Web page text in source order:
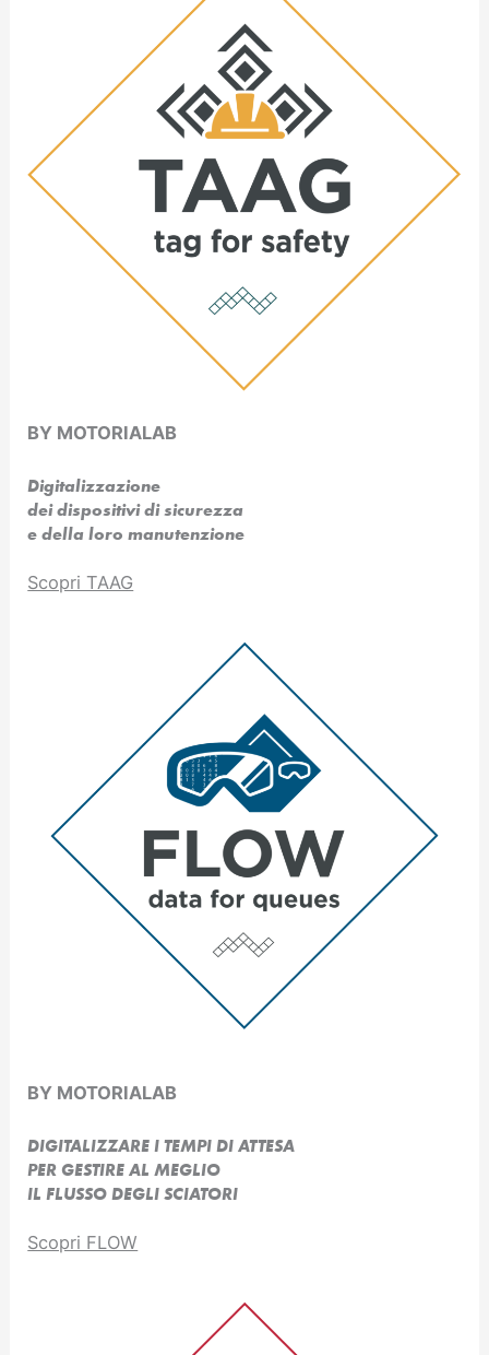
BY MOTORIALAB
Digitalizzazione
dei dispositivi di sicurezza
e della loro manutenzione
Scopri TAAG
BY MOTORIALAB
DIGITALIZZARE I TEMPI DI ATTESA
PER GESTIRE AL MEGLIO
IL FLUSSO DEGLI SCIATORI
Scopri FLOW